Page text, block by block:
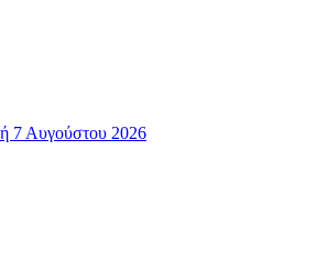
7 Αυγούστου 2026